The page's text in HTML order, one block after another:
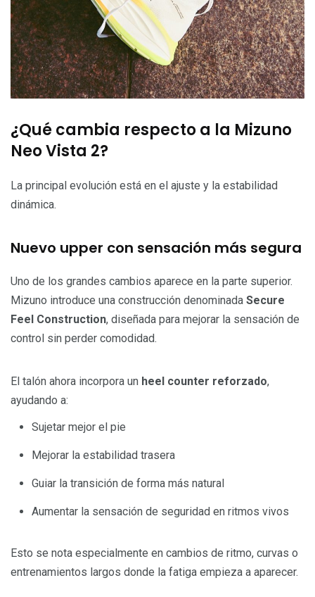
¿Qué cambia respecto a la Mizuno
Neo Vista 2?
La principal evolución está en el ajuste y la estabilidad
dinámica.
Nuevo upper con sensación más segura
Uno de los grandes cambios aparece en la parte superior.
Mizuno introduce una construcción denominada Secure
Feel Construction, diseñada para mejorar la sensación de
control sin perder comodidad.
El talón ahora incorpora un heel counter reforzado,
ayudando a:
Sujetar mejor el pie
Mejorar la estabilidad trasera
Guiar la transición de forma más natural
Aumentar la sensación de seguridad en ritmos vivos
Esto se nota especialmente en cambios de ritmo, curvas o
entrenamientos largos donde la fatiga empieza a aparecer.